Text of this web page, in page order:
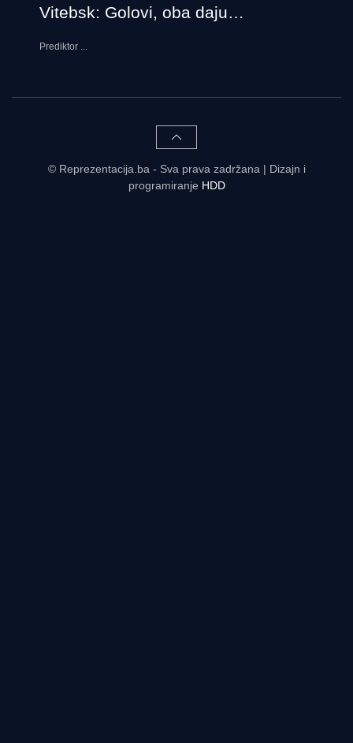
Vitebsk: Golovi, oba daju…
Prediktor ...
© Reprezentacija.ba - Sva prava zadržana | Dizajn i
programiranje HDD